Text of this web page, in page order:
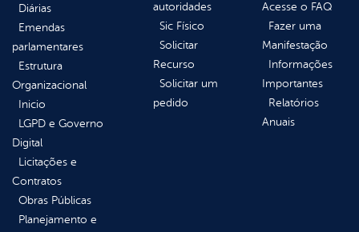
Diárias
Emendas
parlamentares
Estrutura
Organizacional
Inicio
LGPD e Governo
Digital
Licitações e
Contratos
Obras Públicas
Planejamento e
autoridades
Sic Físico
Solicitar
Recurso
Solicitar um
pedido
Acesse o FAQ
Fazer uma
Manifestação
Informações
Importantes
Relatórios
Anuais